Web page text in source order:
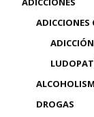
ADICCIONES
DROGAS